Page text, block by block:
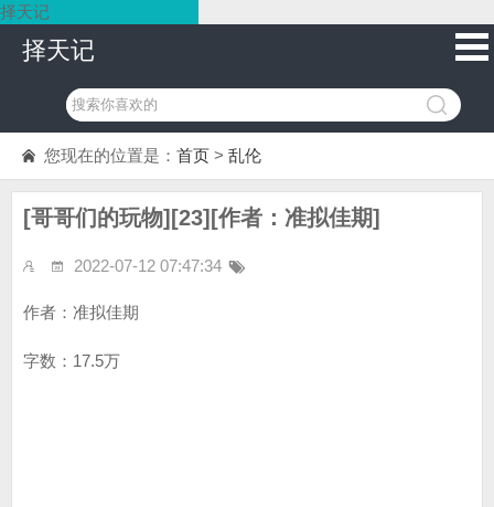
择天记
择天记
您现在的位置是： 首页 > 乱伦
[哥哥们的玩物][23][作者：准拟佳期]
2022-07-12 07:47:34
作者：准拟佳期
字数：17.5万